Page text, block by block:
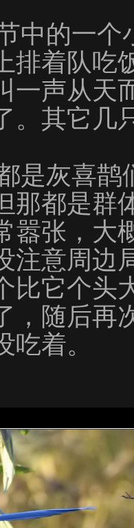
中的一
排着队吃
一声从天
。其它几
是灰喜
那都是群
嚣张，大
注意周边
比它个头
，随后再
着。